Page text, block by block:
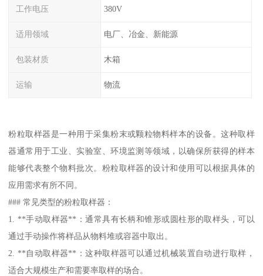
工作电压 380V
适用领域 电厂、冶金、新能源
包装材质 木箱
运输 物流
粉粒取样器是一种用于采集粉末或颗粒物料样本的设备。这种取样
器通常用于工业、实验室、环境监测等领域，以确保所获得的样本
能够代表整个物料批次。粉粒取样器的设计和使用可以根据具体的
应用需求有所不同。
### 常见类型的粉粒取样器：
1. **手动取样器**：通常具有长柄和锥形或圆柱形的取样头，可以
通过手动操作将样品从物料堆或容器中取出。
2. **自动取样器**：这种取样器可以通过机械装置自动进行取样，
适合大规模生产和需要率取样的场合。